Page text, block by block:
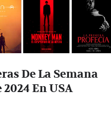
De La Semana
En USA